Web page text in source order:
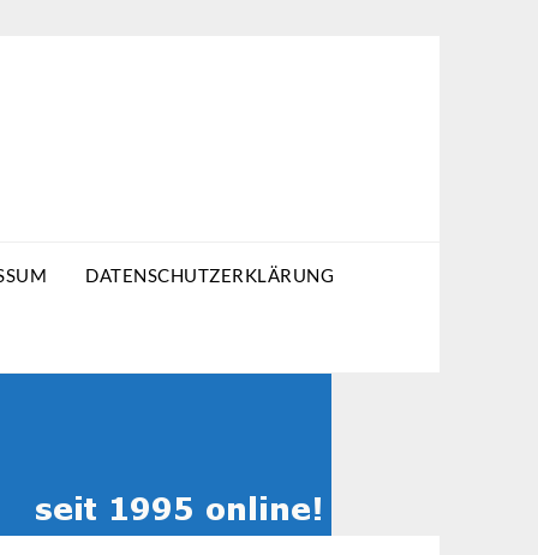
DATENSCHUTZERKLÄRUNG